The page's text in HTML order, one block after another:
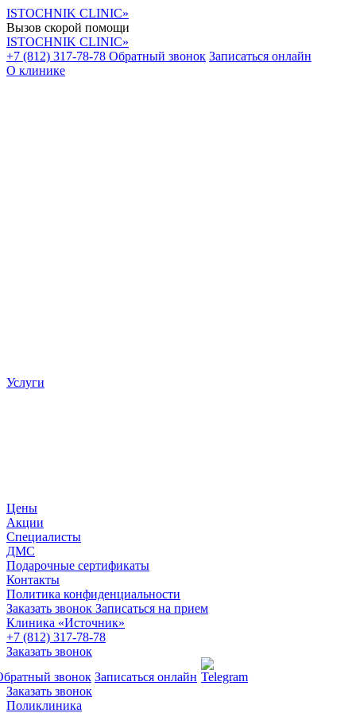
ISTOCHNIK CLINIC»
Вызов скорой помощи
ISTOCHNIK CLINIC»
+7 (812) 317-78-78 Обратный звонок Записаться онлайн
О клинике
Услуги
Цены
Акции
Специалисты
ДМС
Подарочные сертификаты
Контакты
Политика конфиденциальности
Заказать звонок Записаться на прием
Клиника «Источник»
+7 (812) 317-78-78
Заказать звонок
звонок Записаться онлайн
Заказать звонок
Поликлиника